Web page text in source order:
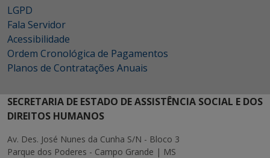
LGPD
Fala Servidor
Acessibilidade
Ordem Cronológica de Pagamentos
Planos de Contratações Anuais
SECRETARIA DE ESTADO DE ASSISTÊNCIA SOCIAL E DOS
DIREITOS HUMANOS
Av. Des. José Nunes da Cunha S/N - Bloco 3
Parque dos Poderes - Campo Grande | MS